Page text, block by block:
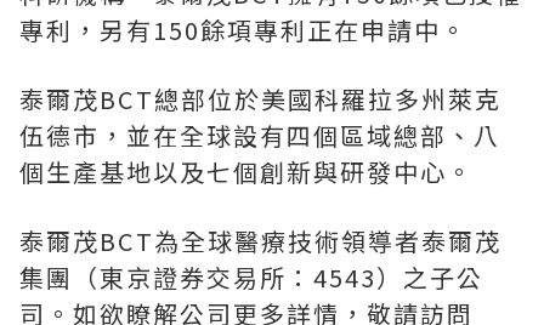
專利，另有150餘項專利正在申請中。
泰爾茂BCT總部位於美國科羅拉多州萊克
伍德市，並在全球設有四個區域總部、八
個生產基地以及七個創新與研發中心。
泰爾茂BCT為全球醫療技術領導者泰爾茂
集團（東京證券交易所：4543）之子公
司。如欲瞭解公司更多詳情，敬請訪問